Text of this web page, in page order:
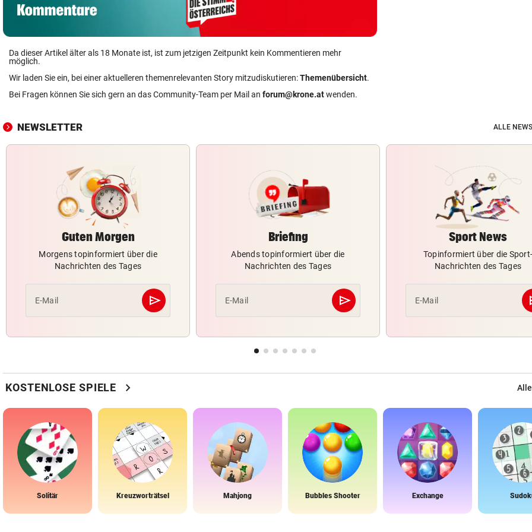
Da dieser Artikel älter als 18 Monate ist, ist zum jetzigen Zeitpunkt kein Kommentieren mehr
möglich.
Wir laden Sie ein, bei einer aktuelleren themenrelevanten Story mitzudiskutieren:Themenübersicht.
Bei Fragen können Sie sich gern an das Community-Team per Mail an forum@krone.atwenden.
NEWSLETTER ALLE
Guten Morgen
Morgens topinformiert über die
Nachrichten des Tages
E-Mail send
Abschicken
Briefing
Abends topinformiert über die
Nachrichten des Tages
E-Mail send
Abschicken
Sport News
Topinformiert über die Sport-
Nachrichten des Tages
E-Mail
KOSTENLOSE SPIELE chevron_right
Solitär Kreuzworträtsel Mahjong Bubbles Shooter Exchange